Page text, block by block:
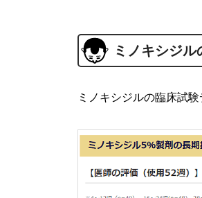
ミノキシジル
ミノキシジルの臨床試